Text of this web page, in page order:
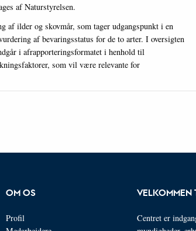
af Naturstyrelsen.
ilder og skovmår, som tager udgangspunkt i en
af bevaringsstatus for de to arter. I oversigten
i afrapporteringsformatet i henhold til
som vil være relevante for
OM OS
Profil
VELKOMMEN
Centret er